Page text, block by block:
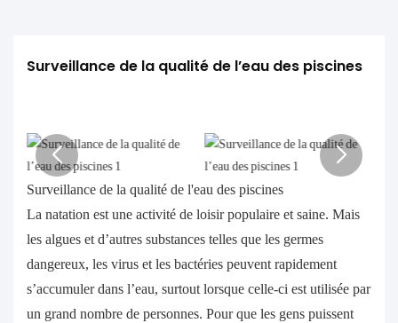
Surveillance de la qualité de l’eau des piscines
Surveillance de la qualité de l'eau des piscines
La natation est une activité de loisir populaire et saine. Mais
les algues et d’autres substances telles que les germes
dangereux, les virus et les bactéries peuvent rapidement
s’accumuler dans l’eau, surtout lorsque celle-ci est utilisée par
un grand nombre de personnes. Pour que les gens puissent